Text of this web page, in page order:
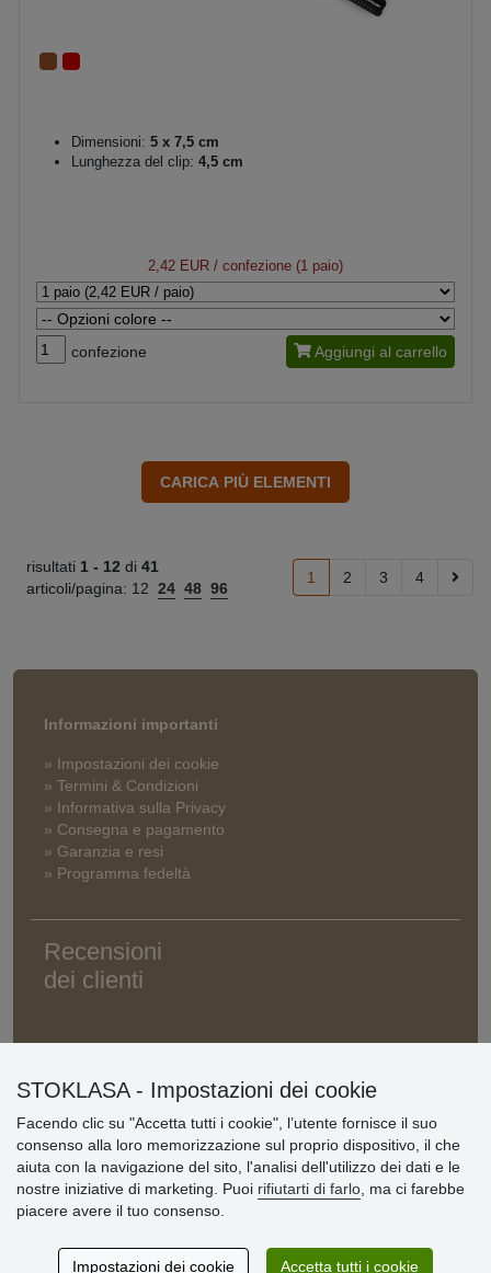
Dimensioni: 5 x 7,5 cm
Lunghezza del clip: 4,5 cm
2,42 EUR / confezione (1 paio)
confezione Aggiungi al carrello
risultati 1 - 12 di 41
articoli/pagina: 12 24 48 96
1 2 3 4
Informazioni importanti
» Impostazioni dei cookie
» Termini & Condizioni
» Informativa sulla Privacy
» Consegna e pagamento
» Garanzia e resi
» Programma fedeltà
Recensioni
dei clienti
STOKLASA - Impostazioni dei cookie
Facendo clic su "Accetta tutti i cookie", l’utente fornisce il suo
consenso alla loro memorizzazione sul proprio dispositivo, il che
aiuta con la navigazione del sito, l'analisi dell'utilizzo dei dati e le
nostre iniziative di marketing. Puoi rifiutarti di farlo , ma ci farebbe
piacere avere il tuo consenso.
Impostazioni dei cookie Accetta tutti i cookie